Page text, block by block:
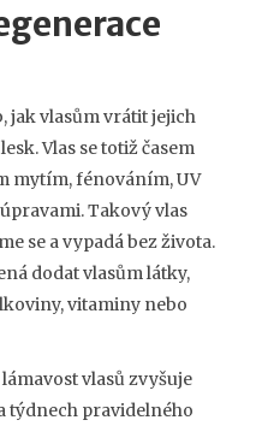
jak vlasům vrátit jejich
Vlas se totiž časem
mytím, fénováním, UV
Takový vlas
se a vypadá bez života.
dodat vlasům látky,
vitaminy nebo
vlasů zvyšuje
týdnech pravidelného